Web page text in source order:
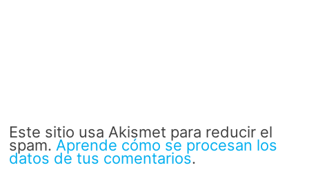
Este sitio usa Akismet para reducir el
spam. Aprende cómo se procesan los
datos de tus comentarios.